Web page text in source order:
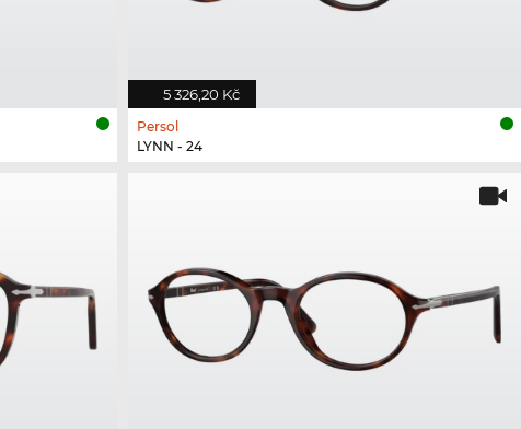
5 326,20 Kč
Persol
LYNN - 24